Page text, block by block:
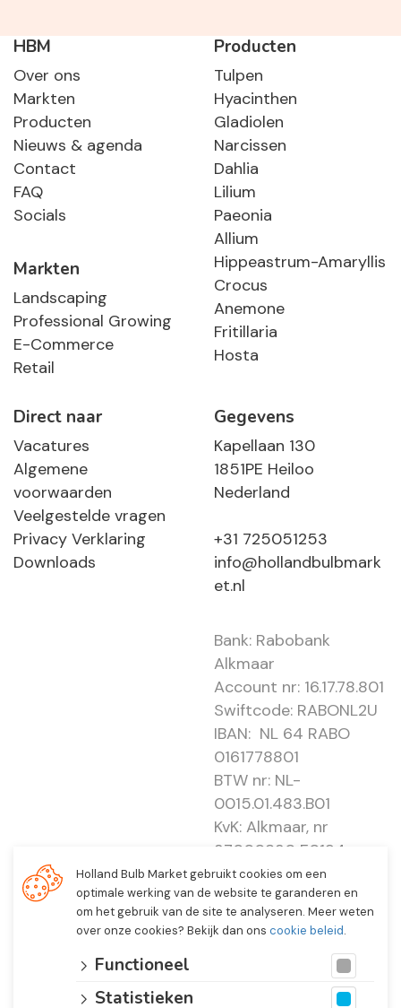
HBM
Over ons
Markten
Producten
Nieuws & agenda
Contact
FAQ
Socials
Markten
Landscaping
Professional Growing
E-Commerce
Retail
Producten
Tulpen
Hyacinthen
Gladiolen
Narcissen
Dahlia
Lilium
Paeonia
Allium
Hippeastrum-Amaryllis
Crocus
Anemone
Fritillaria
Hosta
Direct naar
Vacatures
Algemene
voorwaarden
Veelgestelde vragen
Privacy Verklaring
Downloads
Gegevens
Kapellaan 130
1851PE Heiloo
Nederland
+31 725051253
info@hollandbulbmark
et.nl
Bank: Rabobank
Alkmaar
Account nr: 16.17.78.801
Swiftcode: RABONL2U
IBAN: NL 64 RABO
0161778801
BTW nr: NL-
0015.01.483.B01
KvK: Alkmaar, nr
37000830 E0194 -
EBO 505
Holland Bulb Market gebruikt cookies om een
optimale werking van de website te garanderen en
om het gebruik van de site te analyseren. Meer weten
over onze cookies? Bekijk dan ons cookie beleid.
Functioneel
Statistieken